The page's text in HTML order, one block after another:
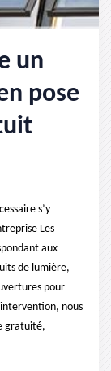
un
pose
s’y
Les
aux
de lumière,
pour
nous
gratuité,